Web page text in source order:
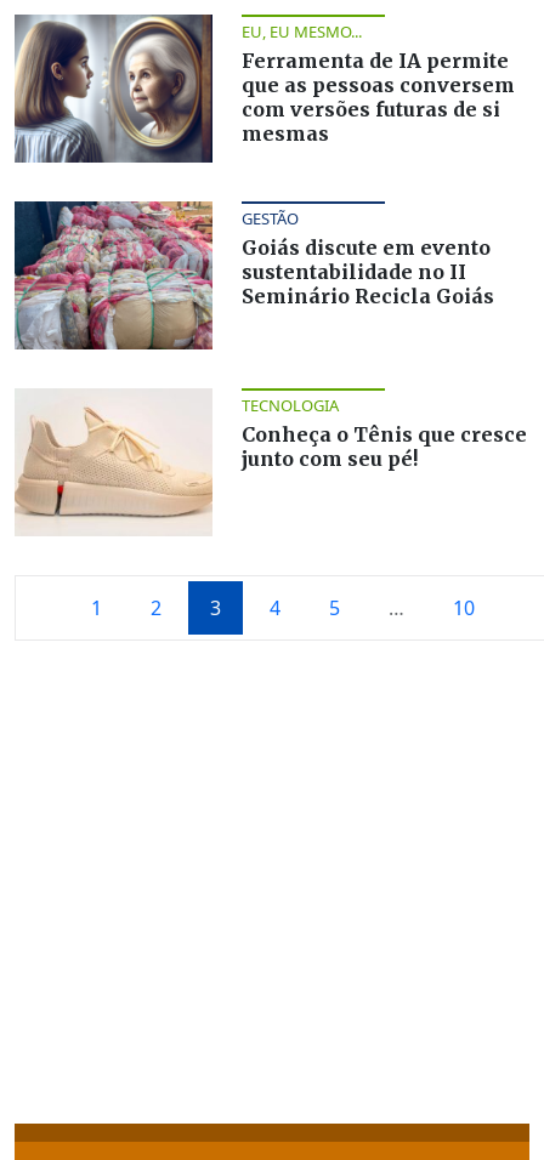
EU, EU MESMO...
Ferramenta de IA permite
que as pessoas conversem
com versões futuras de si
mesmas
GESTÃO
Goiás discute em evento
sustentabilidade no II
Seminário Recicla Goiás
TECNOLOGIA
Conheça o Tênis que cresce
junto com seu pé!
1 2 3 4 5 … 10